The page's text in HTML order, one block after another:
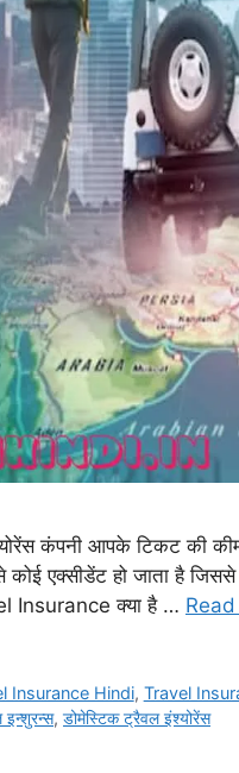
कंपनी आपके टिकट की
कोई एक्सीडेंट हो जाता है
Insurance क्या है …
Insurance Hindi, Travel
, डोमेस्टिक ट्रैवल इंश्योरेंस